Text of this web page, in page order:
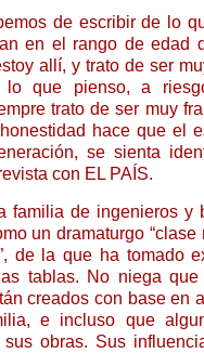
de escribir de lo
en el rango de edad
allí, y trato de ser
que pienso, a
trato de ser muy
hace que el
se sienta
con EL PAÍS.
familia de ingenieros y
un dramaturgo “clase
de la que ha tomado
tablas. No niega
creados con base en
e incluso que
obras. Sus